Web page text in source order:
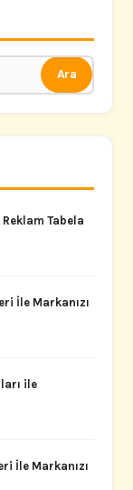
Ara
Tabela
İle Markanızı
ile
İle Markanızı